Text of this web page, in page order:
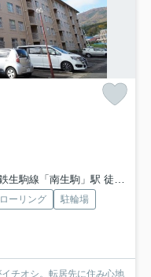
生駒線「南生駒」駅 徒歩10分
ーリング
駐輪場
チオシ。転居先に住み心地